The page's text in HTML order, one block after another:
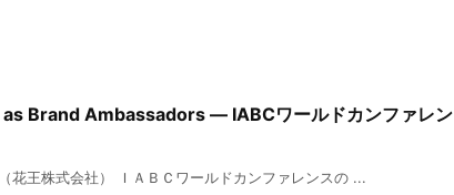
Brand Ambassadors ― IABCワールドカンファレン
花王株式会社） ＩＡＢＣワールドカンファレンスの ...